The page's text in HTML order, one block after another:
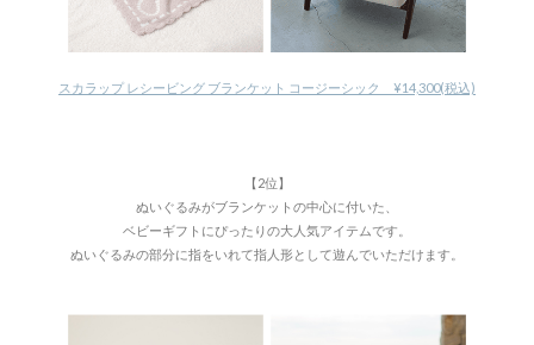
スカラップ レシービング ブランケット コージーシック ¥14,300(税込)
【2位】
ぬいぐるみがブランケットの中心に付いた、
ベビーギフトにぴったりの大人気アイテムです。
ぬいぐるみの部分に指をいれて指人形として遊んでいただけます。